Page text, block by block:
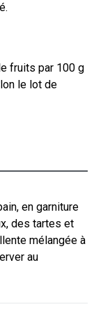
fruits par 100 g
le lot de
en garniture
des tartes et
mélangée à
au